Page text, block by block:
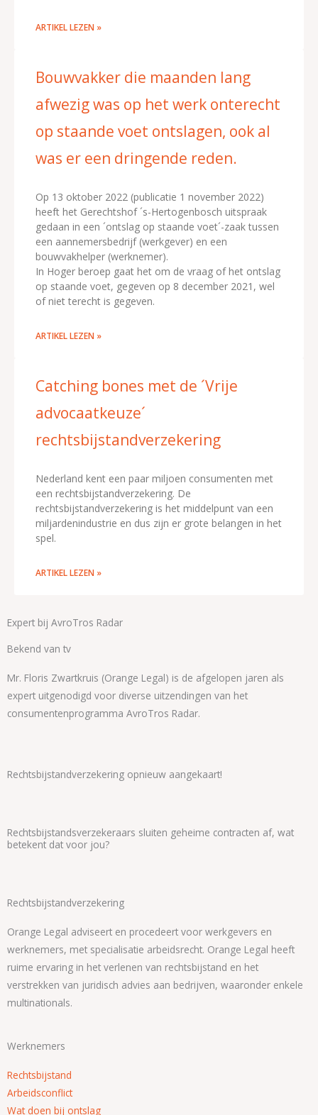
ARTIKEL LEZEN »
Bouwvakker die maanden lang
afwezig was op het werk onterecht
op staande voet ontslagen, ook al
was er een dringende reden.
Op 13 oktober 2022 (publicatie 1 november 2022)
heeft het Gerechtshof ´s-Hertogenbosch uitspraak
gedaan in een ´ontslag op staande voet´-zaak tussen
een aannemersbedrijf (werkgever) en een
bouwvakhelper (werknemer).
In Hoger beroep gaat het om de vraag of het ontslag
op staande voet, gegeven op 8 december 2021, wel
of niet terecht is gegeven.
ARTIKEL LEZEN »
Catching bones met de ´Vrije
advocaatkeuze´
rechtsbijstandverzekering
Nederland kent een paar miljoen consumenten met
een rechtsbijstandverzekering. De
rechtsbijstandverzekering is het middelpunt van een
miljardenindustrie en dus zijn er grote belangen in het
spel.
ARTIKEL LEZEN »
Rechtsbijstandverzekering
Rechtsbijstandsverzekeraars sluiten geheime contracten af, wat
betekent dat voor jou?
Rechtsbijstandverzekering opnieuw aangekaart!
Expert bij AvroTros Radar
Bekend van tv
Mr. Floris Zwartkruis (Orange Legal) is de afgelopen jaren als
expert uitgenodigd voor diverse uitzendingen van het
consumentenprogramma AvroTros Radar.
Orange Legal adviseert en procedeert voor werkgevers en
werknemers, met specialisatie arbeidsrecht. Orange Legal heeft
ruime ervaring in het verlenen van rechtsbijstand en het
verstrekken van juridisch advies aan bedrijven, waaronder enkele
multinationals.
Werknemers
Rechtsbijstand
Arbeidsconflict
Wat doen bij ontslag